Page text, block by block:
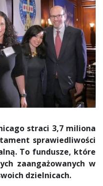
straci 3,7 miliona
sprawiedliwości
To fundusze, które
zaangażowanych w
dzielnicach.